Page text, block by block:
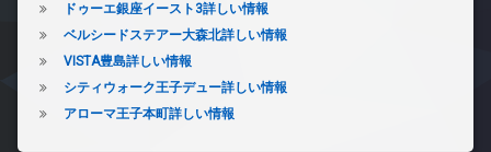
ドゥーエ銀座イースト3詳しい情報
ベルシードステアー大森北詳しい情報
VISTA豊島詳しい情報
シティウォーク王子デュー詳しい情報
アローマ王子本町詳しい情報